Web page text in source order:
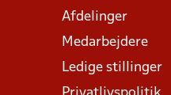
Afdelinger
Medarbejdere
Ledige stillinger